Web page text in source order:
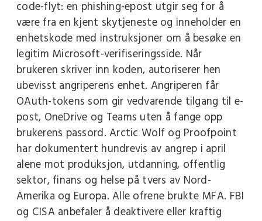
code-flyt: en phishing-epost utgir seg for å
være fra en kjent skytjeneste og inneholder en
enhetskode med instruksjoner om å besøke en
legitim Microsoft-verifiseringsside. Når
brukeren skriver inn koden, autoriserer hen
ubevisst angriperens enhet. Angriperen får
OAuth-tokens som gir vedvarende tilgang til e-
post, OneDrive og Teams uten å fange opp
brukerens passord. Arctic Wolf og Proofpoint
har dokumentert hundrevis av angrep i april
alene mot produksjon, utdanning, offentlig
sektor, finans og helse på tvers av Nord-
Amerika og Europa. Alle ofrene brukte MFA. FBI
og CISA anbefaler å deaktivere eller kraftig